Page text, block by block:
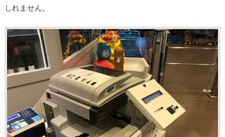
しれません。